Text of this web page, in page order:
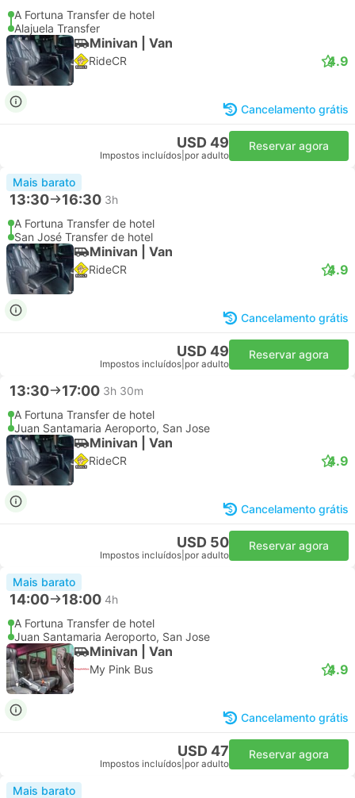
A Fortuna Transfer de hotel
Alajuela Transfer
Minivan | Van
RideCR 4.9
Cancelamento grátis
USD 49
Impostos incluídos por adulto
Reservar agora
Mais barato
13:30 16:30 3h
A Fortuna Transfer de hotel
San José Transfer de hotel
Minivan | Van
RideCR 4.9
Cancelamento grátis
USD 49
Impostos incluídos por adulto
Reservar agora
13:30 17:00 3h 30m
A Fortuna Transfer de hotel
Juan Santamaria Aeroporto, San Jose
Minivan | Van
RideCR 4.9
Cancelamento grátis
USD 50
Impostos incluídos por adulto
Reservar agora
Mais barato
14:00 18:00 4h
A Fortuna Transfer de hotel
Juan Santamaria Aeroporto, San Jose
Minivan | Van
My Pink Bus 4.9
Cancelamento grátis
USD 47
Impostos incluídos por adulto
Reservar agora
Mais barato